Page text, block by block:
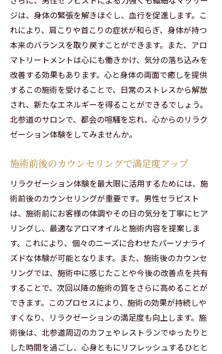
ジは、身体の緊張を解きほぐし、血行を促進します。こ
れにより、肩こりや首こりの症状が和らぎ、身体が持つ
本来のバランスを取り戻すことができます。また、アロ
マトリートメントは心にも働きかけ、気分の落ち込みを
改善する効果もあります。心と身体の両面で癒しを提供
するこの施術を受けることで、日常のストレスから解放
され、新たなエネルギーを得ることができるでしょう。
北参道のサロンで、都会の喧騒を忘れ、心からのリラク
ゼーション体験をしてみませんか。
施術前後のカウンセリングで満足度アップ
リラクゼーション体験を最大限に活用するためには、施
術前後のカウンセリングが重要です。男性セラピスト
は、施術前にお客様の体調やその日の気分を丁寧にヒア
リングし、最適なアロマオイルと施術内容を提案しま
す。これにより、個々のニーズに合わせたパーソナライ
ズドな体験が可能となります。また、施術後のカウンセ
リングでは、施術中に感じたことや今後の改善点を共有
することで、次回以降の施術の質をさらに高めることが
できます。このプロセスにより、施術の効果が持続しや
すくなり、リラクゼーションの満足度も向上します。施
術後は、北参道周辺のカフェやレストランでゆったりと
した時間を過ごし、心身ともにリフレッシュするひとと